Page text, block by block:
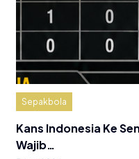
Sepakbola
Kans Indonesia Ke
Wajib…